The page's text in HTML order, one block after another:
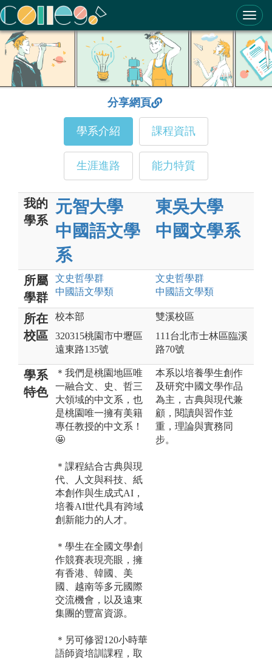
ColleGo! 大學選才與高中育才輔助系統
分享網頁
學系介紹 課程資訊
生涯進路 能力特質
我的
學系
元智大學
中國語文學
系
東吳大學
中國文學系
所屬
學群
文史哲學群
中國語文學類
文史哲學群
中國語文學類
所在
校區
校本部
320315桃園市中壢區
遠東路135號
雙溪校區
111台北市士林區臨溪
路70號
學系
特色
＊我們是桃園地區唯
一融合文、史、哲三
大領域的中文系，也
是桃園唯一擁有美籍
專任教授的中文系！
🤩
＊課程結合古典與現
代、人文與科技、紙
本創作與生成式AI，
培養AI世代具有跨域
創新能力的人才。
＊學生在全國文學創
作競賽表現亮眼，擁
有香港、韓國、美
國、越南等多元國際
交流機會，以及遠東
集團的豐富資源。
＊另可修習120小時華
語師資培訓課程，取
本系以培養學生創作
及研究中國文學作品
為主，古典與現代兼
顧，閱讀與習作並
重，理論與實務同
步。